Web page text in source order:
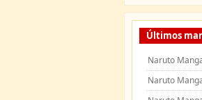
Últimos
Naruto
Naruto